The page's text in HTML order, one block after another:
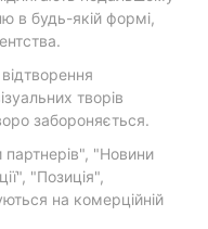
в будь-якій формі,
творів
забороняється.
"Новини
"Позиція",
на комерційній